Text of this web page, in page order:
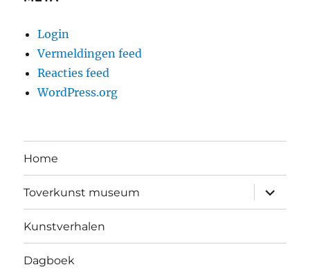
Login
Vermeldingen feed
Reacties feed
WordPress.org
Home
Toverkunst museum
Kunstverhalen
Dagboek